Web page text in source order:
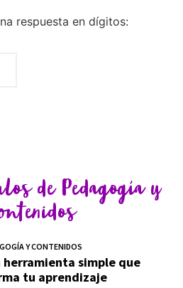
respuesta en dígitos:
dePedagogía y
Y CONTENIDOS
herramienta simple que
tu aprendizaje